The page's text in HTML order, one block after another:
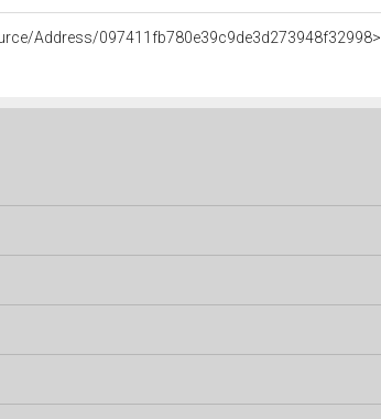
Address/097411fb780e39c9de3d273948f32998>